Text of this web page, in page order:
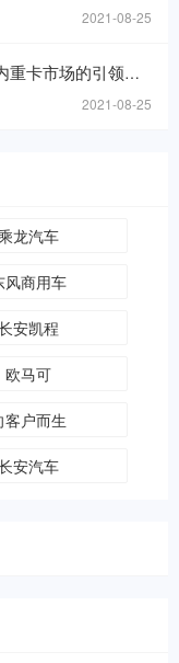
2021-08-25
市场的引领者？
2021-08-25
龙汽车
风商用车
安凯程
欧马可
客户而生
安汽车